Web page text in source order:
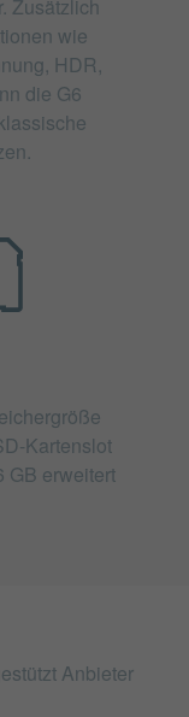
Zusätzlich
wie
HDR,
die G6
Kartenslot
GB erweitert
Anbieter